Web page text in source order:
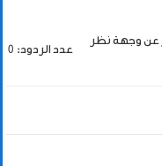
عن وجهة نظر
عدد الردود: 0